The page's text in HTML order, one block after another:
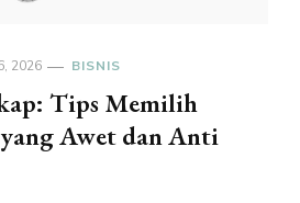
2026 BISNIS
Tips Memilih
Awet dan Anti